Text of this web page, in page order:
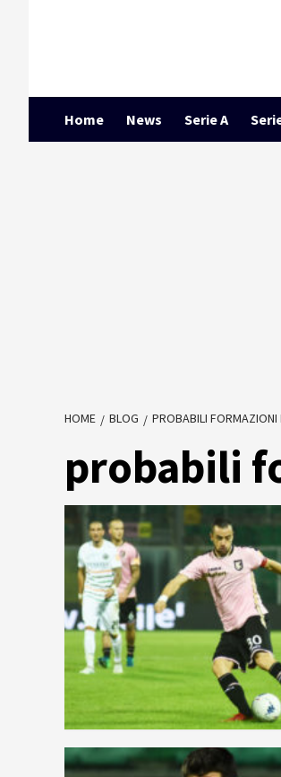
Home News Serie A
HOME BLOG PROBABILI FORMAZIONI
probabili